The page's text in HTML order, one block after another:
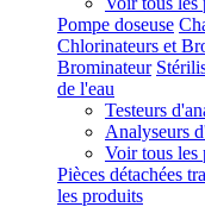
Pompe doseuse
Chlorinateurs et
Brominateur
de l'eau
Testeurs
Analyseurs
Voir tous les
Pièces détachées
les produits